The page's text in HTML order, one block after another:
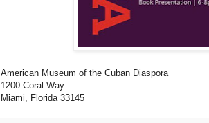
American Museum of the Cuban Diaspora
1200 Coral Way
Miami, Florida 33145